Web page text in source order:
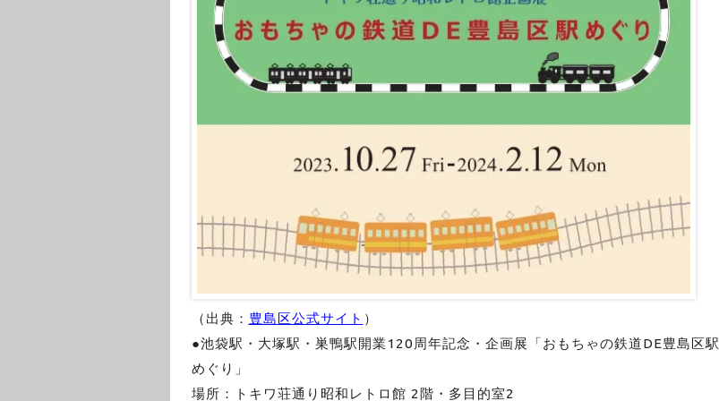
（出典： 豊島区公式サイト ）
●池袋駅・大塚駅・巣鴨駅開業120周年記念・企画展「おもちゃの鉄道DE豊島区駅
めぐり」
場所：トキワ荘通り昭和レトロ館 2階・多目的室2